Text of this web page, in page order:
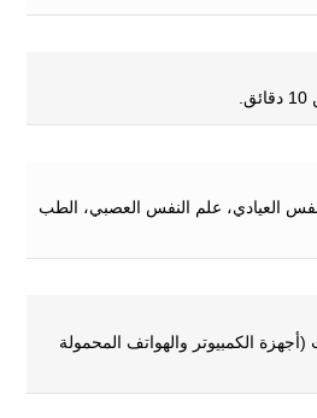
العيادي، علم النفس العصبي، الطب
الكمبيوتر والهواتف المحمولة